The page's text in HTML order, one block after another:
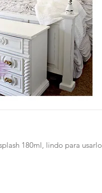
180ml, lindo para usarlo